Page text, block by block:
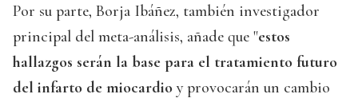
Por su parte, Borja Ibáñez, también investigador
principal del meta-análisis, añade que "estos
hallazgos serán la base para el tratamiento futuro
del infarto de miocardio y provocarán un cambio